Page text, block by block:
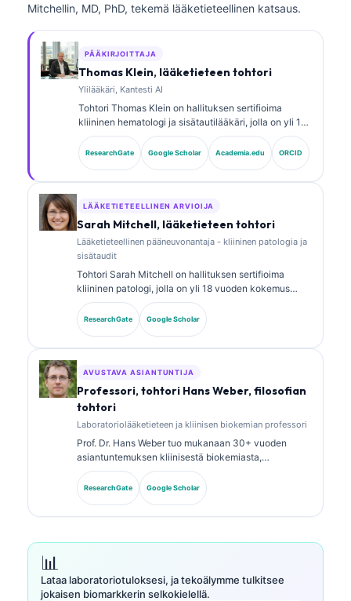
Mitchellin, MD, PhD, tekemä lääketieteellinen katsaus.
PÄÄKIRJOITTAJA
Thomas Klein, lääketieteen tohtori
Ylilääkäri, Kantesti AI
Tohtori Thomas Klein on hallituksen sertifioima
kliininen hematologi ja sisätautilääkäri, jolla on yli 15
vuoden kokemus laboratoriolääketieteestä ja
tekoälyavusteisesta kliinisestä analyysistä.
Lääketieteellisenä johtajana (Chief Medical Officer)
Klein on julkaissut tutkimuksia biomarkkereiden
tulkinnasta ja laboratoriodiagnostiikasta.
ResearchGate Google Scholar Academia.edu ORCID
LÄÄKETIETEELLINEN ARVIOIJA
Sarah Mitchell, lääketieteen tohtori
Lääketieteellinen pääneuvonantaja - kliininen patologia ja
sisätaudit
Tohtori Sarah Mitchell on hallituksen sertifioima
kliininen patologi, jolla on yli 18 vuoden kokemus
laboratoriolääketieteestä ja diagnostisesta
analyysistä. Hänellä on erikoistason sertifikaatit
kliinisen kemian alalta, ja hän on julkaissut laajasti
ResearchGate Google Scholar
AVUSTAVA ASIANTUNTIJA
Professori, tohtori Hans Weber, filosofian
tohtori
Laboratoriolääketieteen ja kliinisen biokemian professori
Prof. Dr. Hans Weber tuo mukanaan 30+ vuoden
asiantuntemuksen kliinisestä biokemiasta,
laboratoriolääketieteestä ja
biomarkkeritutkimuksesta. Hän oli aiemmin Saksan
kliinisen kemian seuran (German Society for Clinical
standardointiin sekä tekoälyavusteiseen
ResearchGate Google Scholar
📊
Lataa laboratoriotuloksesi, ja tekoälymme tulkitsee
jokaisen biomarkkerin selkokielellä.